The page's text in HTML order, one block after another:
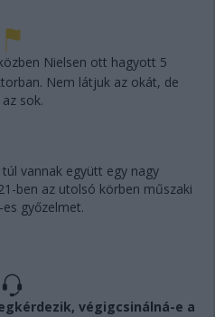
Nielsen ott hagyott 5
Nem látjuk az okát, de
sok.
vannak együtt egy nagy
ben az utolsó körben műszaki
győzelmet.
végigcsinálná-e a